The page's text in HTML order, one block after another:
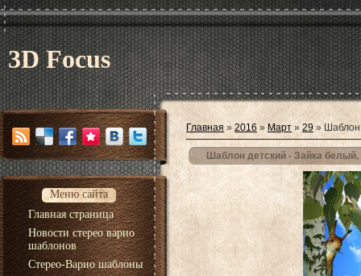
3D Focus
Меню сайта
Главная страница
Новости стерео варио
шаблонов
Стерео-Варио шаблоны
Главная » 2016 » Март » 29 » Шаблон
Шаблон детский - Зайка белый,